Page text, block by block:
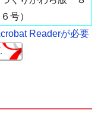
号）
Readerが必要